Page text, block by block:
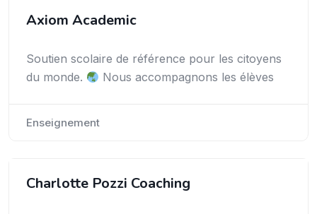
Axiom Academic
Soutien scolaire de référence pour les citoyens
du monde.
Nous accompagnons les élèves
Enseignement
Charlotte Pozzi Coaching